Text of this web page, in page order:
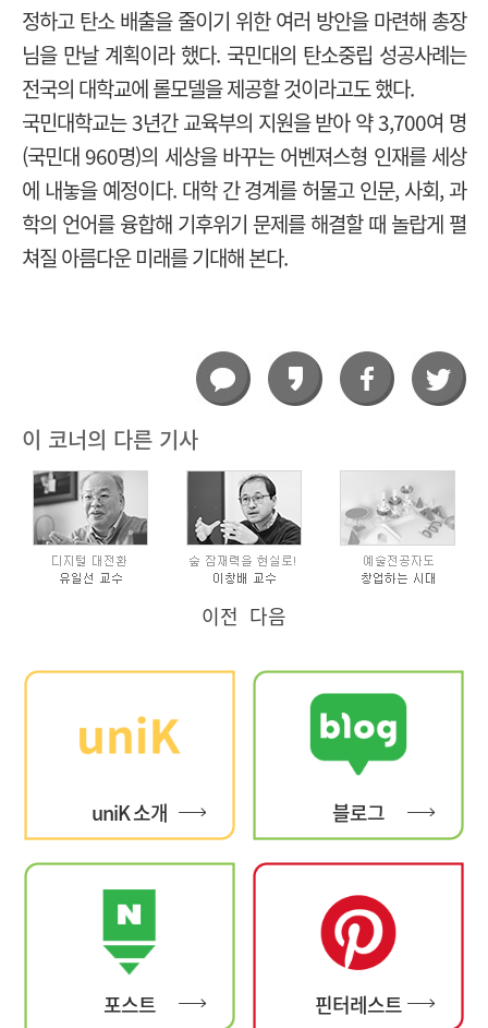
정하고 탄소 배출을 줄이기 위한 여러 방안을 마련해 총장
님을 만날 계획이라 했다. 국민대의 탄소중립 성공사례는
전국의 대학교에 롤모델을 제공할 것이라고도 했다.
국민대학교는 3년간 교육부의 지원을 받아 약 3,700여 명
(국민대 960명)의 세상을 바꾸는 어벤져스형 인재를 세상
에 내놓을 예정이다. 대학 간 경계를 허물고 인문, 사회, 과
학의 언어를 융합해 기후위기 문제를 해결할 때 놀랍게 펼
쳐질 아름다운 미래를 기대해 본다.
이 코너의 다른 기사
이전 다음
uniK 소개 블로그
포스트 핀터레스트